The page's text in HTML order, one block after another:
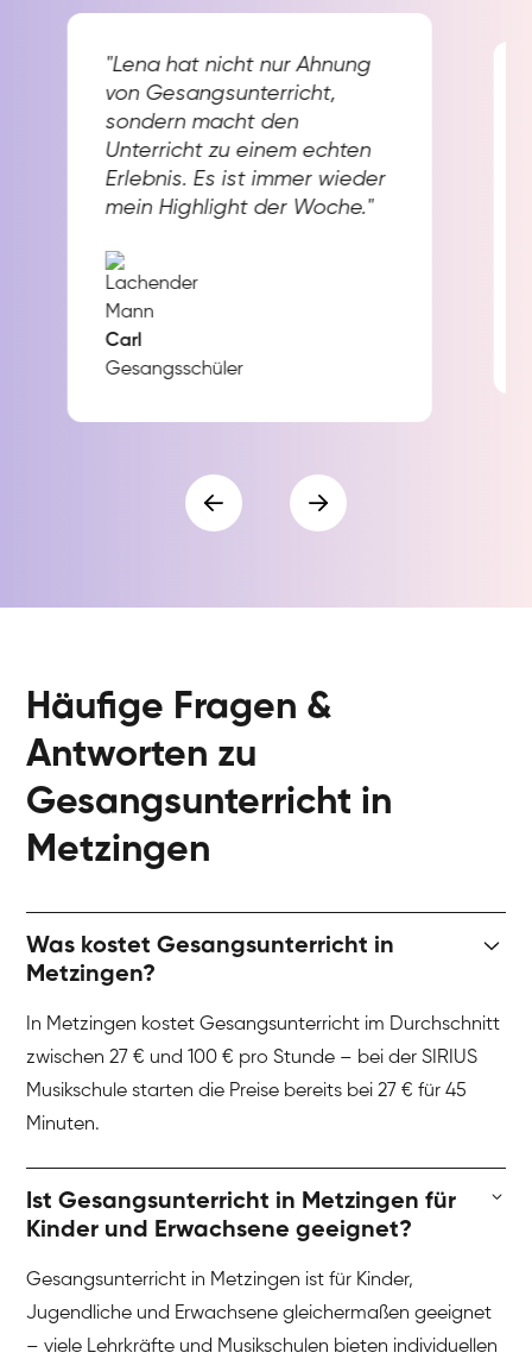
"Lena hat nicht nur Ahnung
von Gesangsunterricht,
sondern macht den
Unterricht zu einem echten
Erlebnis. Es ist immer wieder
mein Highlight der Woche."
Carl
Gesangsschüler
Häufige Fragen &
Antworten zu
Gesangsunterricht in
Metzingen
Was kostet Gesangsunterricht in
Metzingen?
In Metzingen kostet Gesangsunterricht im Durchschnitt
zwischen 27 € und 100 € pro Stunde – bei der SIRIUS
Musikschule starten die Preise bereits bei 27 € für 45
Minuten.
Ist Gesangsunterricht in Metzingen für
Kinder und Erwachsene geeignet?
Gesangsunterricht in Metzingen ist für Kinder,
Jugendliche und Erwachsene gleichermaßen geeignet
– viele Lehrkräfte und Musikschulen bieten individuellen